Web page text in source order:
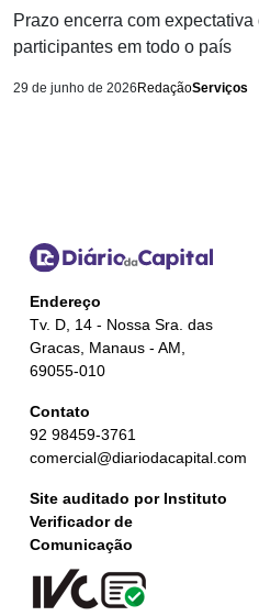
Prazo encerra com
participantes em todo o país
29 de junho de 2026 RedaçãoServiços
Endereço
Tv. D, 14 - Nossa Sra. das
Gracas, Manaus - AM,
69055-010
Contato
92 98459-3761
comercial@diariodacapital.com
Site auditado por Instituto
Verificador de
Comunicação